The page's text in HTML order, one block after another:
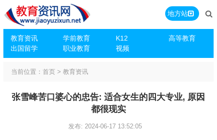
教育资讯 学前教育 K12
高等教育
出国留学
职业教育 视频
地方站
当前位置： 首页> 教育资讯
张雪峰苦口婆心的忠告: 适合女生的四大专业, 原因
都很现实
发布: 2024-06-17 13:52:05